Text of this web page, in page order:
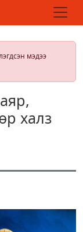
мэдээ
халз